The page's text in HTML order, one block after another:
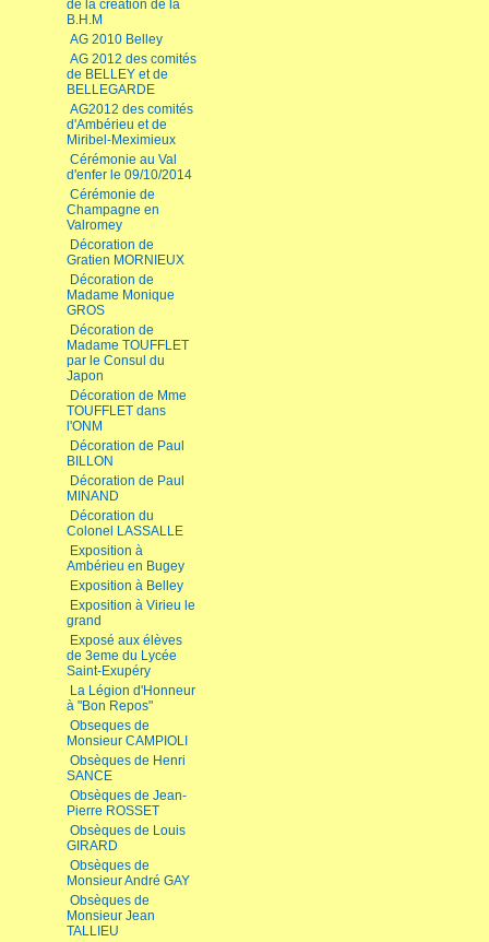
de la création de la
B.H.M
AG 2010 Belley
AG 2012 des comités
de BELLEY et de
BELLEGARDE
AG2012 des comités
d'Ambérieu et de
Miribel-Meximieux
Cérémonie au Val
d'enfer le 09/10/2014
Cérémonie de
Champagne en
Valromey
Décoration de
Gratien MORNIEUX
Décoration de
Madame Monique
GROS
Décoration de
Madame TOUFFLET
par le Consul du
Japon
Décoration de Mme
TOUFFLET dans
l'ONM
Décoration de Paul
BILLON
Décoration de Paul
MINAND
Décoration du
Colonel LASSALLE
Exposition à
Ambérieu en Bugey
Exposition à Belley
Exposition à Virieu le
grand
Exposé aux élèves
de 3eme du Lycée
Saint-Exupéry
La Légion d'Honneur
à "Bon Repos"
Obseques de
Monsieur CAMPIOLI
Obsèques de Henri
SANCE
Obsèques de Jean-
Pierre ROSSET
Obsèques de Louis
GIRARD
Obsèques de
Monsieur André GAY
Obsèques de
Monsieur Jean
TALLIEU